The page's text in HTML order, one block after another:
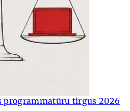
programmatūru tirgus 2026